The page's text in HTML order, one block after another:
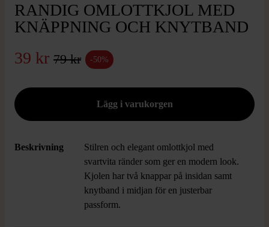
RANDIG OMLOTTKJOL MED
KNÄPPNING OCH KNYTBAND
39 kr 79 kr -50%
Beskrivning
Stilren och elegant omlottkjol med
svartvita ränder som ger en modern look.
Kjolen har två knappar på insidan samt
knytband i midjan för en justerbar
passform.